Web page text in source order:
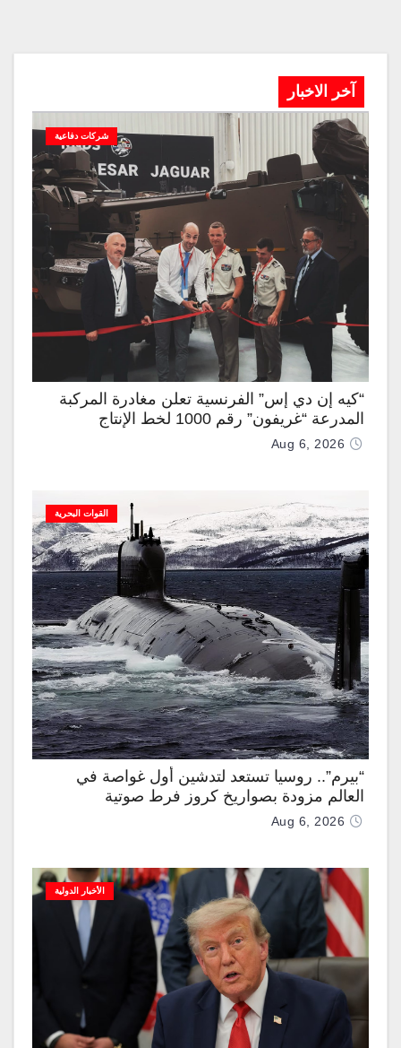
آخر الاخبار
شركات دفاعية
“كيه إن دي إس” الفرنسية تعلن مغادرة المركبة
المدرعة “غريفون” رقم 1000 لخط الإنتاج
Aug 6, 2026
القوات البحرية
“بيرم”.. روسيا تستعد لتدشين أول غواصة في
العالم مزودة بصواريخ كروز فرط صوتية
Aug 6, 2026
الأخبار الدولية